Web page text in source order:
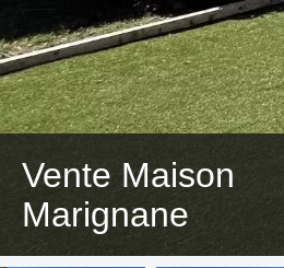
Vente Maison
Marignane